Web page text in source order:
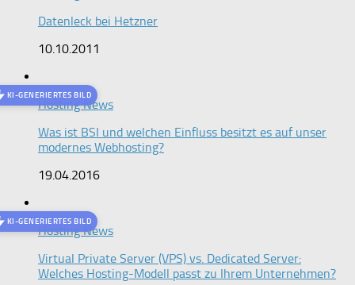
Datenleck bei Hetzner
10.10.2011
KI-GENERIERTES BILD
Hosting News
Was ist BSI und welchen Einfluss besitzt es auf unser
modernes Webhosting?
19.04.2016
KI-GENERIERTES BILD
Hosting News
Virtual Private Server (VPS) vs. Dedicated Server:
Welches Hosting-Modell passt zu Ihrem Unternehmen?